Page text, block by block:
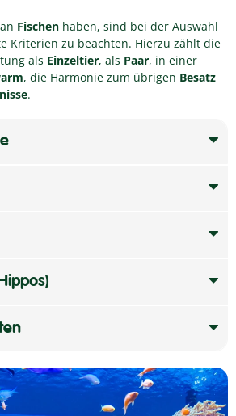
Fischen haben, sind bei der Auswahl
Kriterien zu beachten. Hierzu zählt die
als Einzeltier, als Paar, in einer
, die Harmonie zum übrigen Besatz
.